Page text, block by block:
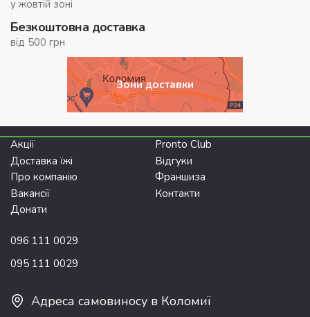
у жовтій зоні
Безкоштовна доставка
від 500 грн
Зони доставки
Акції
Pronto Club
Доставка їжі
Відгуки
Про компанію
Франшиза
Вакансії
Контакти
Донати
096 111 0029
095 111 0029
Адреса самовиносу в Коломиї